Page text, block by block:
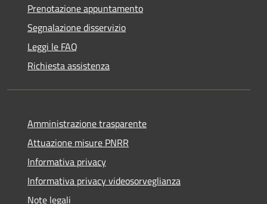
Prenotazione appuntamento
Segnalazione disservizio
Leggi le FAQ
Richiesta assistenza
Amministrazione trasparente
Attuazione misure PNRR
Informativa privacy
Informativa privacy videosorveglianza
Note legali